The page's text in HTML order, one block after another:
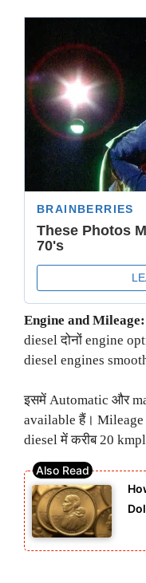
Engine and Mileage:
diesel दोनों engine
diesel engines
इसमें Automatic और
available हैं।
diesel में करीब 20